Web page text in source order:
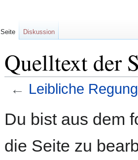
Quelltext der
← Leibliche
Navigation
Suche
Du bist aus dem
die Seite zu
Seite Diskussion